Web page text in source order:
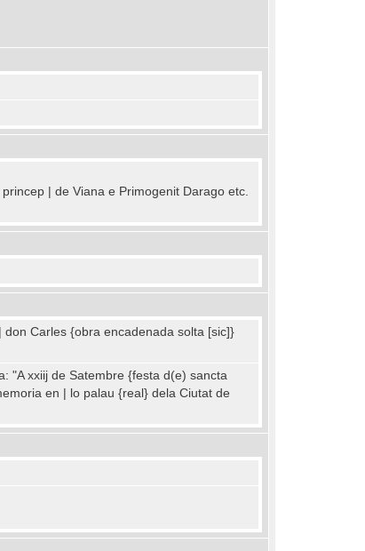
| de Viana e Primogenit Darago etc.
Carles {obra encadenada solta [sic]}
"A xxiij de Satembre {festa d(e) sancta
en | lo palau {real} dela Ciutat de